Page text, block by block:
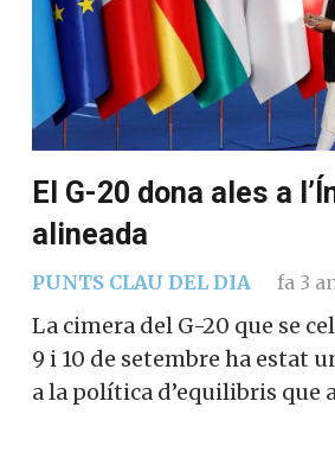
El G-20 dona ales a
alineada
PUNTS CLAU DEL DIA fa 3
La cimera del G-20 que se
9 i 10 de setembre ha estat
a la política d’equilibris que